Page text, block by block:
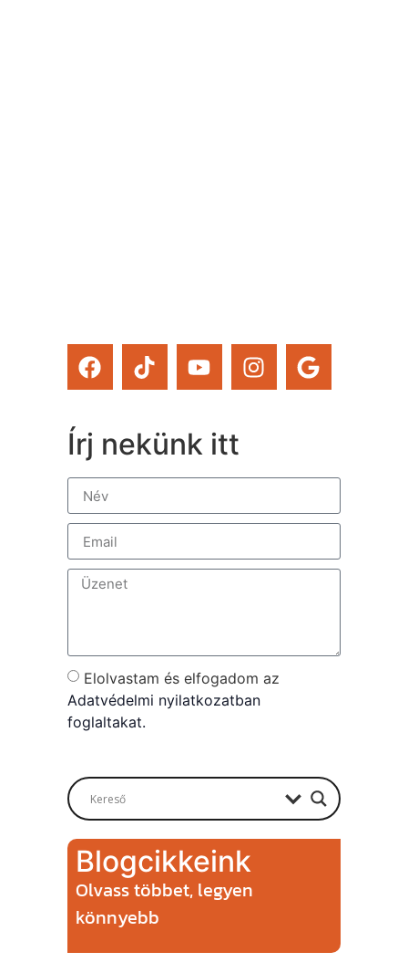
Írj nekünk itt
Elolvastam és elfogadom az
Adatvédelmi nyilatkozatban
foglaltakat.
Blogcikkeink
Olvass többet, legyen
könnyebb